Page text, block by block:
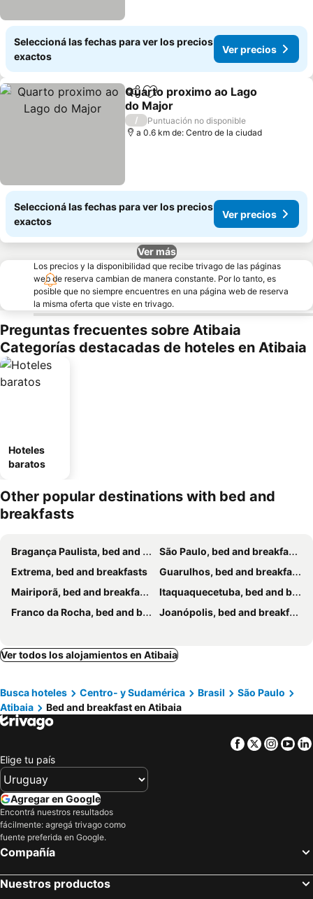
Seleccioná las fechas para ver los precios
exactos
Ver precios
CompartirAñadir a favoritos
Quarto proximo ao Lago
do Major
Ver precios
/
Puntuación no disponible
a 0.6 km de: Centro de la ciudad
Seleccioná las fechas para ver los precios
exactos
Ver precios
Ver más
Los precios y la disponibilidad que recibe trivago de las páginas
web de reserva cambian de manera constante. Por lo tanto, es
posible que no siempre encuentres en una página web de reserva
la misma oferta que viste en trivago.
Preguntas frecuentes sobre Atibaia
Categorías destacadas de hoteles en Atibaia
Hoteles
baratos
Other popular destinations with bed and
breakfasts
Bragança Paulista, bed and breakfasts
São Paulo, bed and breakfasts
Extrema, bed and breakfasts
Guarulhos, bed and breakfasts
Mairiporã, bed and breakfasts
Itaquaquecetuba, bed and breakfasts
Franco da Rocha, bed and breakfasts
Joanópolis, bed and breakfasts
Ver todos los alojamientos en Atibaia
Busca hoteles Centro- y Sudamérica Brasil
São Paulo
Atibaia
Bed and breakfast en Atibaia
Facebook
Twitter
Elige tu país
Agregar en Google
Encontrá nuestros resultados
fácilmente: agregá trivago como
fuente preferida en Google.
Compañía
Nuestros productos